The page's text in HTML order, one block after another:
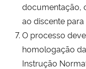
documentação,
ao discente
O processo
homologação
Instrução